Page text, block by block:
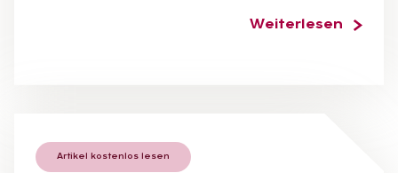
Weiterlesen
Artikel kostenlos lesen